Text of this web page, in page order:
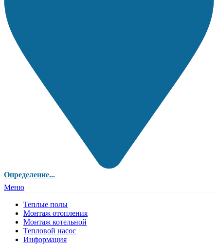
Определение...
Меню
Теплые полы
Монтаж отопления
Монтаж котельной
Тепловой насос
Информация